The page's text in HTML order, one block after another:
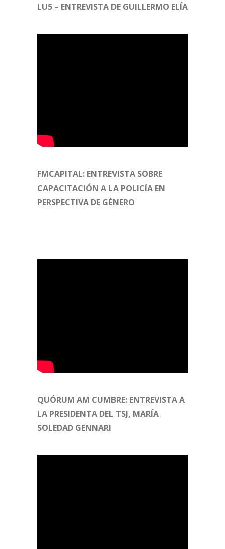
LU5 – ENTREVISTA DE GUILLERMO ELÍA
FMCAPITAL: ENTREVISTA SOBRE
CAPACITACIÓN A LA POLICÍA EN
PERSPECTIVA DE GÉNERO
QUÓRUM AM CUMBRE: ENTREVISTA A
LA PRESIDENTA DEL TSJ, MARÍA
SOLEDAD GENNARI